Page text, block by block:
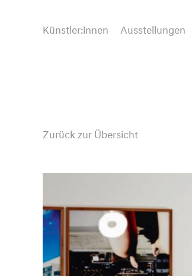
Künstler:innen Ausstellungen
Zurück zur Übersicht